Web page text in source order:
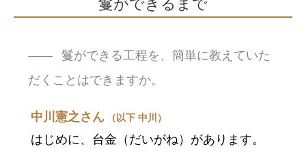
鬘ができるまで
鬘ができる工程を、簡単に教えていた
だくことはできますか。
中川憲之さん （以下 中川）
はじめに、台金（だいがね）があります。